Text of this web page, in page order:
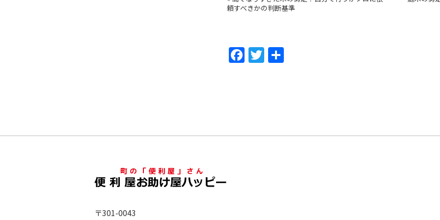
頼すべきかの判断基準
F
o
T
〒301-0043